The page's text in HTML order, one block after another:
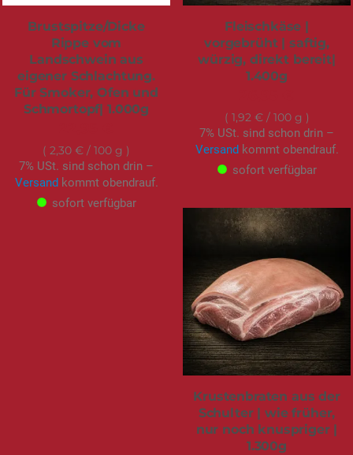
Brustspitze/Dicke
Rippe vom
Landschwein aus
eigener Schlachtung.
Für Smoker, Ofen und
Schmortopf| 1.000g
2,30 € / 100 g
7% USt. sind schon drin –
Versandkommt obendrauf.
sofort verfügbar
Fleischkäse |
vorgebrüht | saftig,
würzig, direkt bereit|
1.400g
1,92 €/ 100 g
7% USt. sind schon drin –
Versandkommt obendrauf.
sofort verfügbar
Krustenbraten aus der
Schulter | wie früher,
nur noch knuspriger |
1.300g